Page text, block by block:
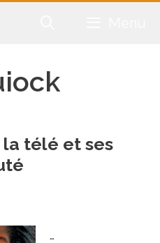
télé et ses
…